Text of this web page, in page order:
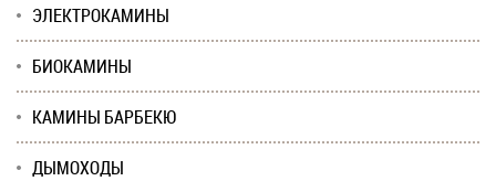
ЭЛЕКТРОКАМИНЫ
БИОКАМИНЫ
КАМИНЫ БАРБЕКЮ
ДЫМОХОДЫ